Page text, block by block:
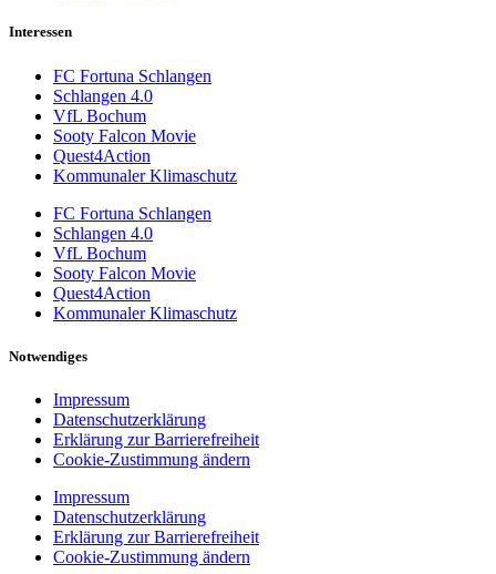
Interessen
FC Fortuna Schlangen
Schlangen 4.0
VfL Bochum
Sooty Falcon Movie
Quest4Action
Kommunaler Klimaschutz
FC Fortuna Schlangen
Schlangen 4.0
VfL Bochum
Sooty Falcon Movie
Quest4Action
Kommunaler Klimaschutz
Notwendiges
Impressum
Datenschutzerklärung
Erklärung zur Barrierefreiheit
Cookie-Zustimmung ändern
Impressum
Datenschutzerklärung
Erklärung zur Barrierefreiheit
Cookie-Zustimmung ändern